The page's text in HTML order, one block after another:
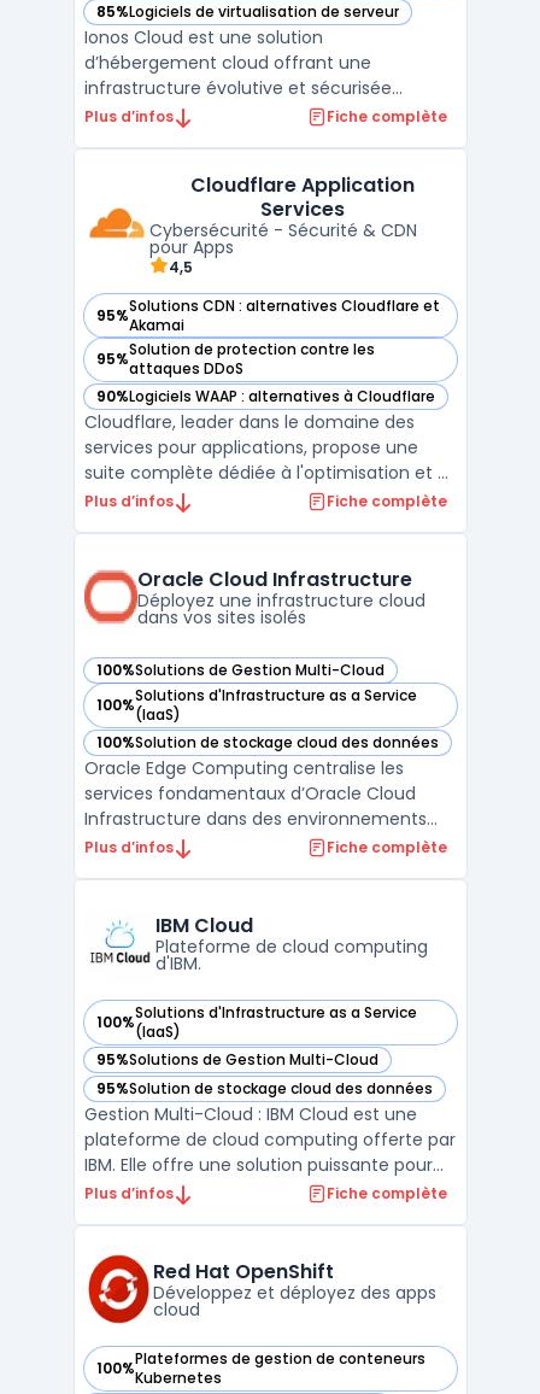
85%Logiciels de virtualisation de serveur
— voir Ionos Cloud dans cette catégorie
Ionos Cloud est une solution
d’hébergement cloud offrant une
infrastructure évolutive et sécurisée
adaptée aux besoins des entreprises. Grâce
haut niveau de flexibilité et d’évolutivité. La
plateforme assure une gest ...
Plus d’infos Fiche complète
Cloudflare Application
Services
Cybersécurité - Sécurité & CDN
pour Apps
4,5
95%Solutions CDN : alternatives Cloudflare et
Akamai
— voir Cloudflare Application Services dans cette catégorie
95%Solution de protection contre les
attaques DDoS
— voir Cloudflare Application Services dans cette catégorie
90%Logiciels WAAP : alternatives à Cloudflare
— voir Cloudflare Application Services dans cette catégorie
Cloudflare, leader dans le domaine des
services pour applications, propose une
suite complète dédiée à l'optimisation et à
la sécurité des applications Internet. Ces
faille. Le service Argo Smart Routing, par
exemple, ...
Plus d’infos Fiche complète
Oracle Cloud Infrastructure
Déployez une infrastructure cloud
dans vos sites isolés
100%Solutions de Gestion Multi-Cloud
— voir Oracle Cloud Infrastructure dans cette catégorie
100%Solutions d'Infrastructure as a Service
(IaaS)
— voir Oracle Cloud Infrastructure dans cette catégorie
100%Solution de stockage cloud des données
— voir Oracle Cloud Infrastructure dans cette catégorie
Oracle Edge Computing centralise les
services fondamentaux d’Oracle Cloud
Infrastructure dans des environnements
distribués, sur site ou isolés. Les entreprises
renforcées disposent d'une solution pour
traiter leu ...
Plus d’infos Fiche complète
IBM Cloud
Plateforme de cloud computing
d'IBM.
100%Solutions d'Infrastructure as a Service
(IaaS)
— voir IBM Cloud dans cette catégorie
95%Solutions de Gestion Multi-Cloud
— voir IBM Cloud dans cette catégorie
95%Solution de stockage cloud des données
— voir IBM Cloud dans cette catégorie
Gestion Multi-Cloud : IBM Cloud est une
plateforme de cloud computing offerte par
IBM. Elle offre une solution puissante pour
les entreprises qui souhaitent migrer leurs
cloud, ce qui signifie qu'elle permet aux
entrep ...
Plus d’infos Fiche complète
Red Hat OpenShift
Développez et déployez des apps
cloud
100%Plateformes de gestion de conteneurs
Kubernetes
— voir Red Hat OpenShift dans cette catégorie